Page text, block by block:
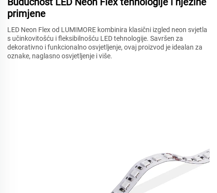
primjene
LED Neon Flex od LUMIMORE kombinira klasični izgled neon svjetla
s učinkovitošću i fleksibilnošću LED tehnologije. Savršen za
dekorativno i funkcionalno osvjetljenje, ovaj proizvod je idealan za
oznake, naglasno osvjetljenje i više.